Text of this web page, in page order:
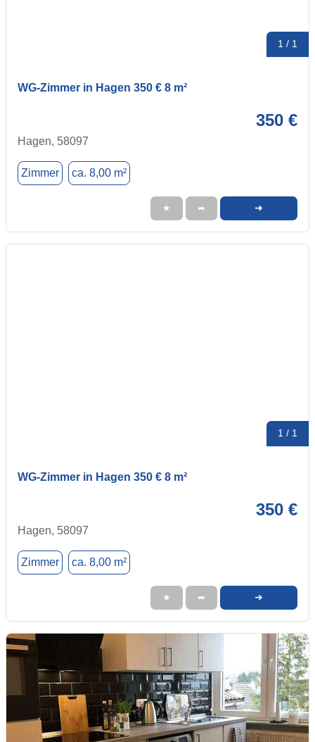
1 / 1
WG-Zimmer in Hagen 350 € 8 m²
350 €
Hagen, 58097
Zimmer ca. 8,00 m²
★ ➦ ➜
1 / 1
WG-Zimmer in Hagen 350 € 8 m²
350 €
Hagen, 58097
Zimmer ca. 8,00 m²
★ ➦ ➜